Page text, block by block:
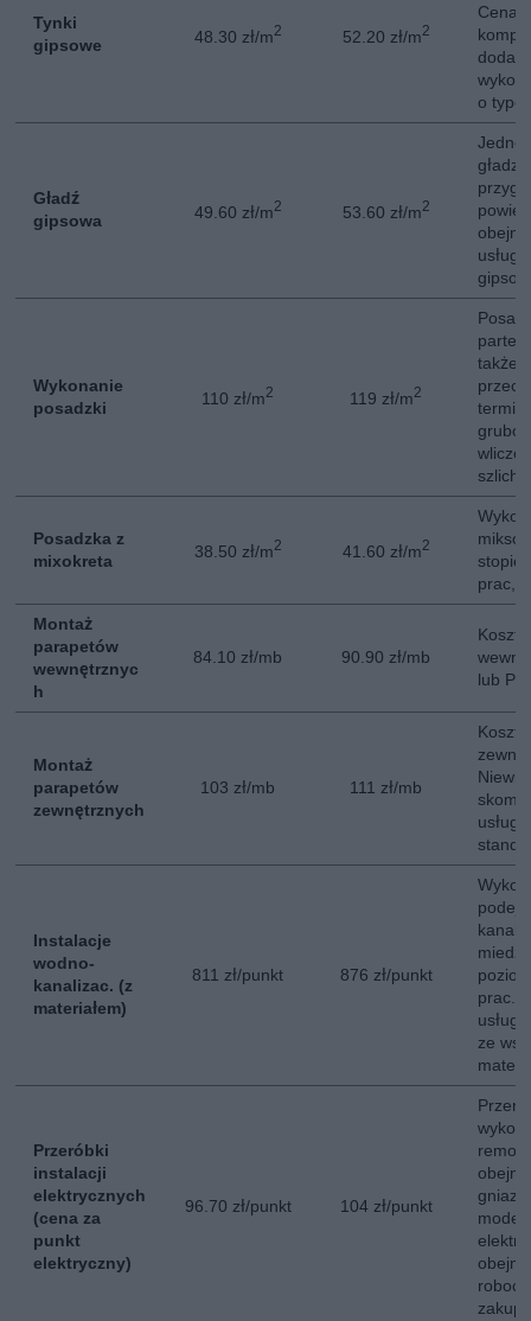
Tynki
gipsowe
48.30 zł/m2 52.20 zł/m2
Cena
o
Gładź
gipsowa
49.60 zł/m2 53.60 zł/m2
gładzi
Wykonanie
posadzki
110 zł/m2 119 zł/m2
także
Posadzka z
mixokreta
38.50 zł/m2 41.60 zł/m2
prac,
Montaż
parapetów
wewnętrznyc
h
84.10 zł/mb 90.90 zł/mb
Koszt
lub
Montaż
parapetów
zewnętrznych
103 zł/mb 111 zł/mb
Koszt
Instalacje
wodno-
kanalizac. (z
materiałem)
811 zł/punkt 876 zł/punkt
prac.
ze
Przeróbki
instalacji
elektrycznych
(cena za
punkt
elektryczny)
96.70 zł/punkt 104 zł/punkt